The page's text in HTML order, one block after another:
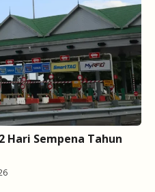
Hari Sempena Tahun